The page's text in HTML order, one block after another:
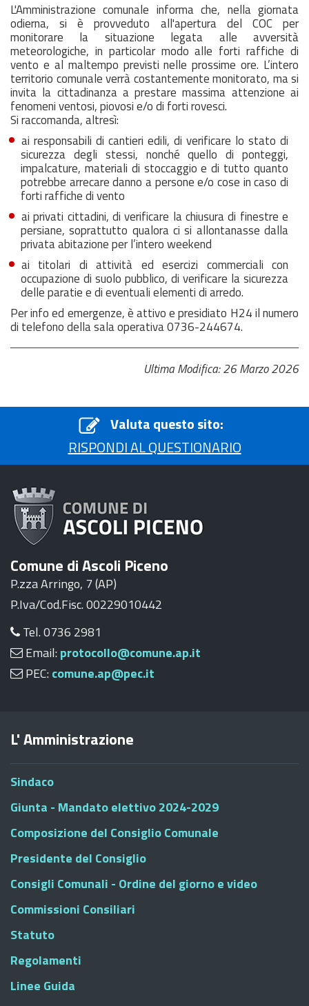
L'Amministrazione comunale informa che, nella giornata
odierna, si è provveduto all'apertura del COC per
monitorare la situazione legata alle avversità
meteorologiche, in particolar modo alle forti raffiche di
vento e al maltempo previsti nelle prossime ore. L’intero
territorio comunale verrà costantemente monitorato, ma si
invita la cittadinanza a prestare massima attenzione ai
fenomeni ventosi, piovosi e/o di forti rovesci.
Si raccomanda, altresì:
ai responsabili di cantieri edili, di verificare lo stato di
sicurezza degli stessi, nonché quello di ponteggi,
impalcature, materiali di stoccaggio e di tutto quanto
potrebbe arrecare danno a persone e/o cose in caso di
forti raffiche di vento
ai privati cittadini, di verificare la chiusura di finestre e
persiane, soprattutto qualora ci si allontanasse dalla
privata abitazione per l’intero weekend
ai titolari di attività ed esercizi commerciali con
occupazione di suolo pubblico, di verificare la sicurezza
delle paratie e di eventuali elementi di arredo.
Per info ed emergenze, è attivo e presidiato H24 il numero
di telefono della sala operativa 0736-244674.
Ultima Modifica: 26 Marzo 2026
Valuta questo sito:
RISPONDI AL QUESTIONARIO
Comune di Ascoli Piceno
P.zza Arringo, 7 (AP)
P.Iva/Cod.Fisc. 00229010442
Tel. 0736 2981
Email: protocollo@comune.ap.it
PEC: comune.ap@pec.it
L' Amministrazione
Sindaco
Giunta - Mandato elettivo 2024-2029
Composizione del Consiglio Comunale
Presidente del Consiglio
Consigli Comunali - Ordine del giorno e video
Commissioni Consiliari
Statuto
Regolamenti
Linee Guida